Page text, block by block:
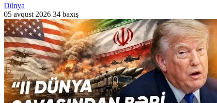
Dünya
05 avqust 2026 34 baxış